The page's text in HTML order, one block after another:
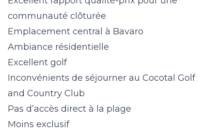
communauté clôturée
Emplacement central à Bavaro
Ambiance résidentielle
Excellent golf
Inconvénients de séjourner au Cocotal Golf
and Country Club
Pas d’accès direct à la plage
Moins exclusif